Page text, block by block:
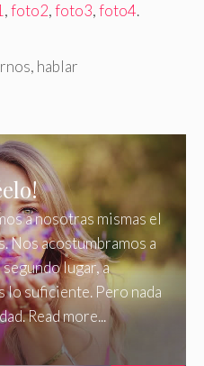
,foto2,foto3,foto4.
, hablar
a nosotras mismas el
Nos acostumbramos a
lugar, a
lo suficiente. Pero nada
Read more...